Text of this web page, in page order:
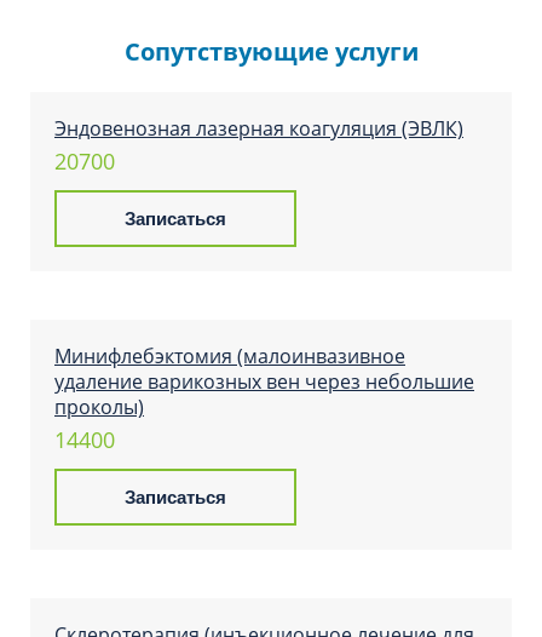
Злобин Олег Владимирович
Кебряков Алексей Владимирович
Клюев Артём Сергеевич
Сопутствующие услуги
Эндовенозная лазерная коагуляция (ЭВЛК)
20700
Записаться
Минифлебэктомия (малоинвазивное
удаление варикозных вен через небольшие
проколы)
14400
Записаться